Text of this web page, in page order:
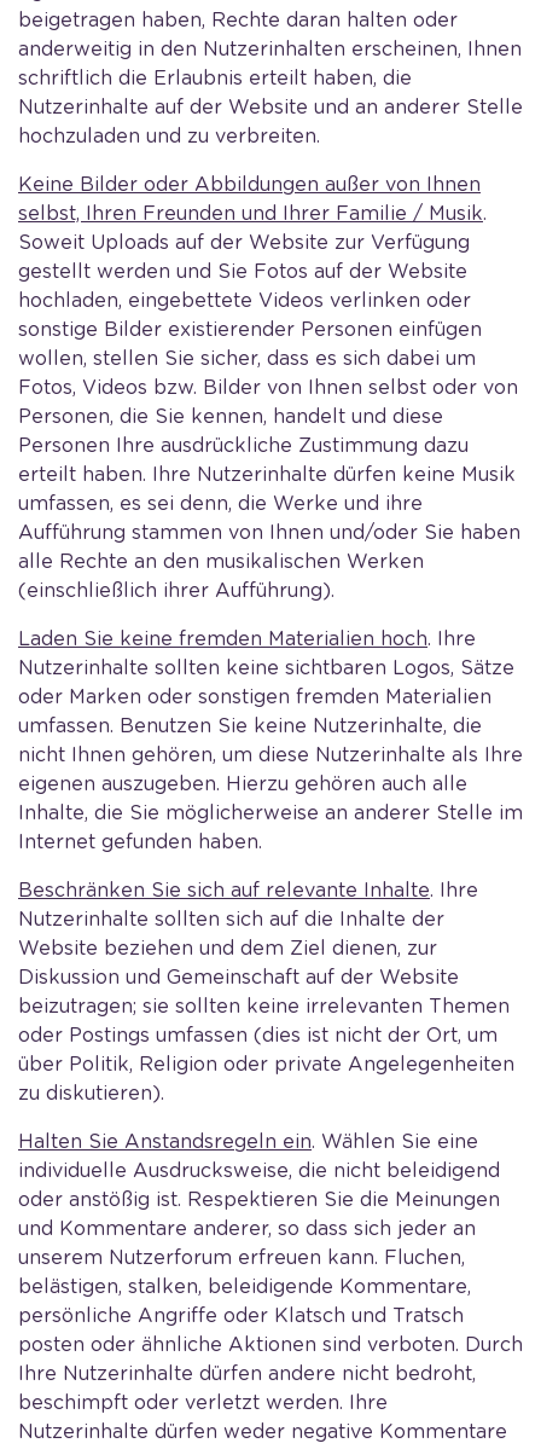
beigetragen haben, Rechte daran halten oder
anderweitig in den Nutzerinhalten erscheinen, Ihnen
schriftlich die Erlaubnis erteilt haben, die
Nutzerinhalte auf der Website und an anderer Stelle
hochzuladen und zu verbreiten.
Keine Bilder oder Abbildungen außer von Ihnen
selbst, Ihren Freunden und Ihrer Familie / Musik.
Soweit Uploads auf der Website zur Verfügung
gestellt werden und Sie Fotos auf der Website
hochladen, eingebettete Videos verlinken oder
sonstige Bilder existierender Personen einfügen
wollen, stellen Sie sicher, dass es sich dabei um
Fotos, Videos bzw. Bilder von Ihnen selbst oder von
Personen, die Sie kennen, handelt und diese
Personen Ihre ausdrückliche Zustimmung dazu
erteilt haben. Ihre Nutzerinhalte dürfen keine Musik
umfassen, es sei denn, die Werke und ihre
Aufführung stammen von Ihnen und/oder Sie haben
alle Rechte an den musikalischen Werken
(einschließlich ihrer Aufführung).
Laden Sie keine fremden Materialien hoch. Ihre
Nutzerinhalte sollten keine sichtbaren Logos, Sätze
oder Marken oder sonstigen fremden Materialien
umfassen. Benutzen Sie keine Nutzerinhalte, die
nicht Ihnen gehören, um diese Nutzerinhalte als Ihre
eigenen auszugeben. Hierzu gehören auch alle
Inhalte, die Sie möglicherweise an anderer Stelle im
Internet gefunden haben.
Beschränken Sie sich auf relevante Inhalte. Ihre
Nutzerinhalte sollten sich auf die Inhalte der
Website beziehen und dem Ziel dienen, zur
Diskussion und Gemeinschaft auf der Website
beizutragen; sie sollten keine irrelevanten Themen
oder Postings umfassen (dies ist nicht der Ort, um
über Politik, Religion oder private Angelegenheiten
zu diskutieren).
Halten Sie Anstandsregeln ein. Wählen Sie eine
individuelle Ausdrucksweise, die nicht beleidigend
oder anstößig ist. Respektieren Sie die Meinungen
und Kommentare anderer, so dass sich jeder an
unserem Nutzerforum erfreuen kann. Fluchen,
belästigen, stalken, beleidigende Kommentare,
persönliche Angriffe oder Klatsch und Tratsch
posten oder ähnliche Aktionen sind verboten. Durch
Ihre Nutzerinhalte dürfen andere nicht bedroht,
beschimpft oder verletzt werden. Ihre
Nutzerinhalte dürfen weder negative Kommentare